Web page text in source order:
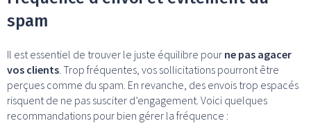
spam
Il est essentiel de trouver le juste équilibre pour ne pas agacer
vos clients. Trop fréquentes, vos sollicitations pourront être
perçues comme du spam. En revanche, des envois trop espacés
risquent de ne pas susciter d’engagement. Voici quelques
recommandations pour bien gérer la fréquence :